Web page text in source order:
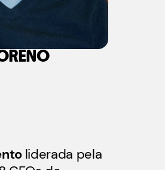
liderada pela